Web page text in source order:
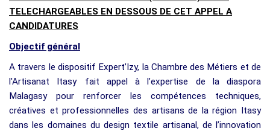
TELECHARGEABLES EN DESSOUS DE CET APPEL A
CANDIDATURES
Objectif général
A travers le dispositif Expert’Izy, la Chambre des Métiers et de
l'Artisanat Itasy
fait appel à l’expertise de la diaspora
Malagasy pour renforcer les compétences techniques,
créatives et professionnelles des artisans de la région Itasy
dans les domaines du design textile artisanal, de l’innovation